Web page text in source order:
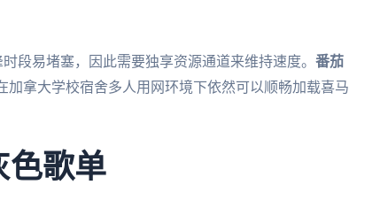
段易堵塞，因此需要独享资源通道来维持速度。 番茄
加拿大学校宿舍多人用网环境下依然可以顺畅加载喜马
色歌单